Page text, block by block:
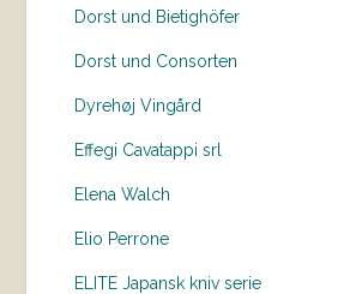
Dorst und Bietighöfer
Dorst und Consorten
Dyrehøj Vingård
Effegi Cavatappi srl
Elena Walch
Elio Perrone
ELITE Japansk kniv serie